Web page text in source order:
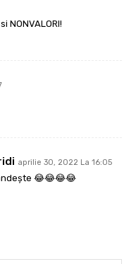
NONVALORI!
aprilie 30, 2022 La 16:05
😂😂😂😂